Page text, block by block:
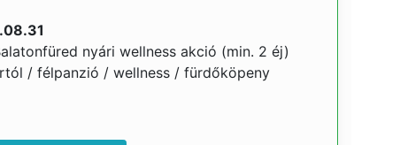
nyári wellness akció (min. 2 éj)
/ félpanzió / wellness / fürdőköpeny